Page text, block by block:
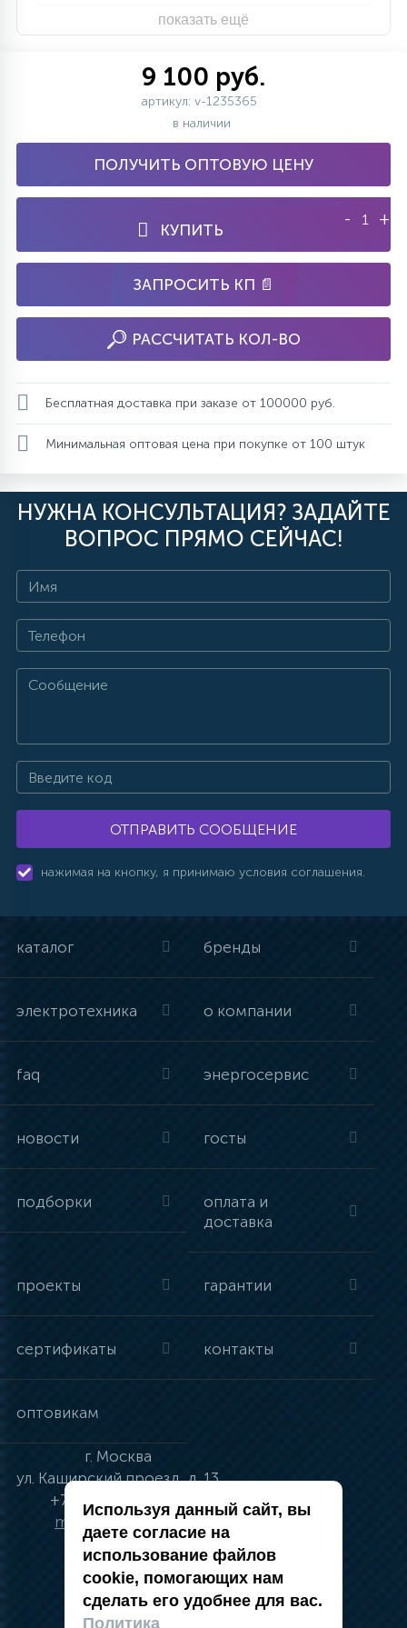
показать ещё
9 100 руб.
артикул: v-1235365
в наличии
ПОЛУЧИТЬ ОПТОВУЮ ЦЕНУ
КУПИТЬ
- +
ЗАПРОСИТЬ КП 📄
РАССЧИТАТЬ КОЛ-ВО
Бесплатная доставка при заказе от 100000 руб.
Минимальная оптовая цена при покупке от 100 штук
НУЖНА КОНСУЛЬТАЦИЯ? ЗАДАЙТЕ
ВОПРОС ПРЯМО СЕЙЧАС!
ОТПРАВИТЬ СООБЩЕНИЕ
нажимая на кнопку, я принимаю условия соглашения.
каталог бренды
электротехника о компании
faq энергосервис
новости госты
подборки
оплата и
доставка
проекты гарантии
сертификаты контакты
оптовикам
г. Москва
ул. Каширский проезд, д. 13
+7 (495) 134-41-83
moskva@vincci.ru
политика в отношении обработки
Используя данный сайт, вы
даете согласие на
использование файлов
cookie, помогающих нам
сделать его удобнее для вас.
Политика